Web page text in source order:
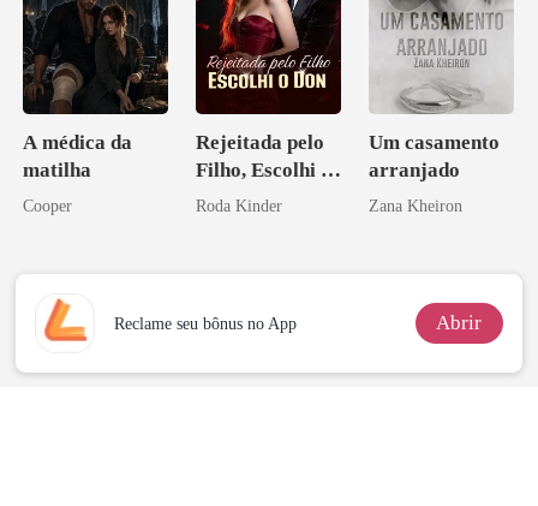
A médica da
matilha
Cooper
Rejeitada pelo
Filho, Escolhi o
Don
Roda Kinder
Um casamento
arranjado
Zana Kheiron
Reclame seu bônus no App Abrir